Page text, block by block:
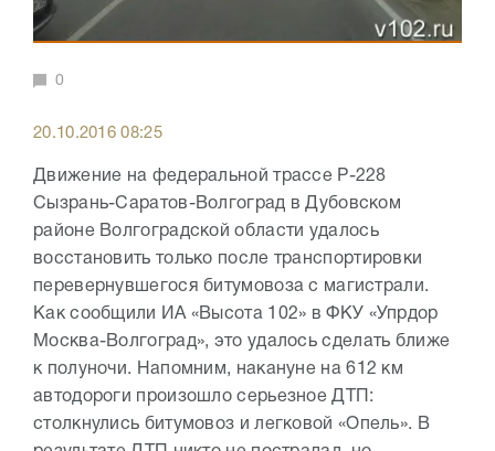
0
20.10.2016 08:25
Движение на федеральной трассе Р-228
Сызрань-Саратов-Волгоград в Дубовском
районе Волгоградской области удалось
восстановить только после транспортировки
перевернувшегося битумовоза с магистрали.
Как сообщили ИА «Высота 102» в ФКУ «Упрдор
Москва-Волгоград», это удалось сделать ближе
к полуночи. Напомним, накануне на 612 км
автодороги произошло серьезное ДТП:
столкнулись битумовоз и легковой «Опель». В